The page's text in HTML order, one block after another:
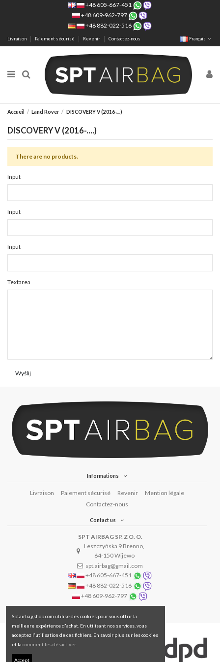
+48 605-667-451
+48 609-962-797
+48 882-022-516
Livraison Paiement sécurisé Revenir Contactez-nous Français
Accueil Land Rover DISCOVERY V (2016-....)
DISCOVERY V (2016-....)
There are no products.
Input
Input
Input
Textarea
Wyślij
Informations
Livraison Paiement sécurisé Revenir
Mention légale
Contactez-nous
Contact us
SPT AIRBAG SP. Z O. O.
Leszczyńska 9 Brenno,
64-150 Wijewo
spt.airbag@gmail.com
+48 605-667-451
+48 882-022-516
+48 609-962-797
Sptairbagshop.com utilise des cookies pour vous offrir la
meilleure expérience d'achat. En utilisant nos services, vous
acceptez l'utilisation de ces fichiers. En savoir plus sur les cookies
et la comment les désactiver.
Accept